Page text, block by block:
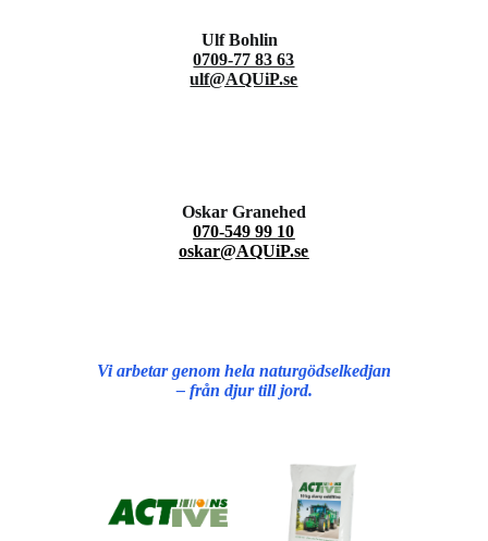
Ulf Bohlin
0709-77 83 63
ulf@AQUiP.se
Oskar Granehed
070-549 99 10
oskar@AQUiP.se
Vi arbetar genom hela naturgödselkedjan
– från djur till jord.